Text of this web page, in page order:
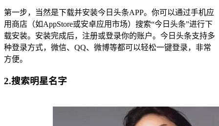
第一步，当然是下载并安装今日头条APP。你可以通过手机应
用商店（如AppStore或安卓应用市场）搜索“今日头条”进行下
载安装。安装完成后，注册或登录你的账户。今日头条支持多
种登录方式，微信、QQ、微博等都可以轻松一键登录，非常
方便。
2.搜索明星名字